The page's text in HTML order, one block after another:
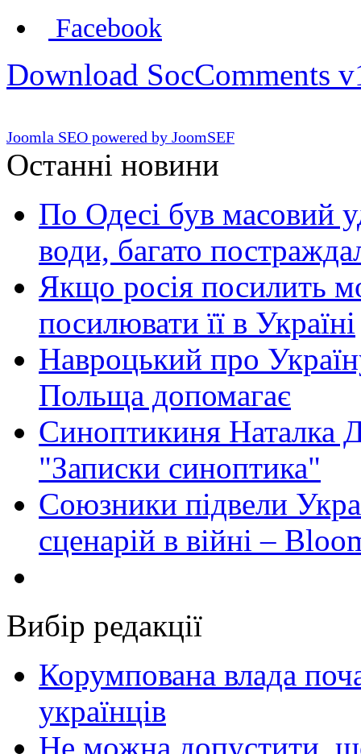
Facebook
Download SocComments
Joomla SEO powered by JoomSEF
Останні новини
По Одесі був масовий
води, багато
Якщо росія посилить
посилювати її в Україні
Навроцький про
Польща допомагає
Синоптикиня Наталка
"Записки синоптика"
Союзники підвели
сценарій в війні –
Вибір редакції
Корумпована влада
українців
Не можна допустити,